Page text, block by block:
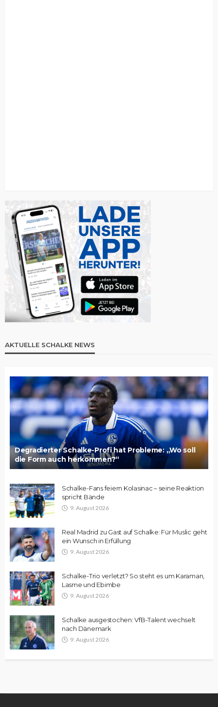
AKTUELLE SCHALKE NEWS
Degradierter Schalke-Profi hat Probleme: „Wo soll
die Form auch herkommen?“
Schalke-Fans feiern Kolasinac – seine Reaktion
spricht Bände
9. August 2026
Real Madrid zu Gast auf Schalke: Für Muslic geht
ein Wunsch in Erfüllung
9. August 2026
Schalke-Trio verletzt? So steht es um Karaman,
Lasme und Ebimbe
9. August 2026
Schalke ausgestochen: VfB-Talent wechselt
nach Dänemark
9. August 2026